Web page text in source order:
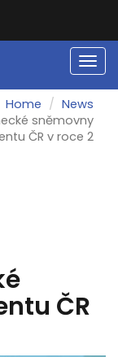
Home
News
sněmovny
ČR v roce 2
ČR